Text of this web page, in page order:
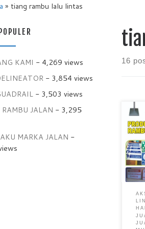
» tiang rambu lalu lintas
16
KAMI - 4,269 views
- 3,854 views
- 3,503 views
JALAN - 3,295
MARKA JALAN -